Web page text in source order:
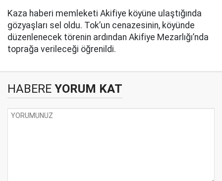
Kaza haberi memleketi Akifiye köyüne ulaştığında
gözyaşları sel oldu. Tok’un cenazesinin, köyünde
düzenlenecek törenin ardından Akifiye Mezarlığı’nda
toprağa verileceği öğrenildi.
HABERE YORUM KAT